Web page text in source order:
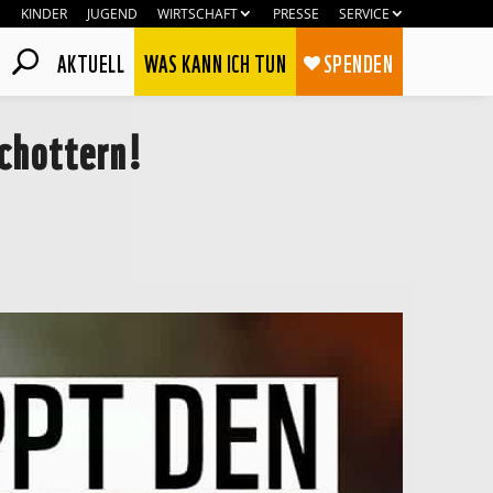
KINDER JUGEND WIRTSCHAFT PRESSE SERVICE
AKTUELL WAS KANN ICH TUN SPENDEN
Zustimmen Ablehnen